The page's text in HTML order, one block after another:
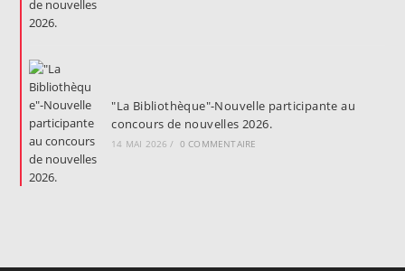
"La Bibliothèque"-Nouvelle participante au
concours de nouvelles 2026.
14 MAI 2026 / 0 COMMENTAIRE